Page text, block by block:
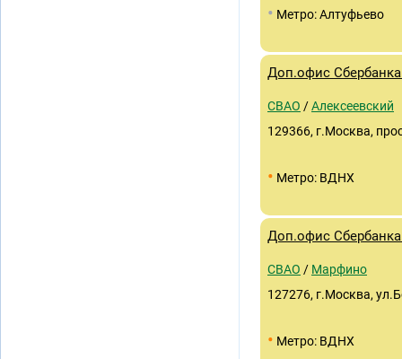
• Метро: Алтуфьево
Доп.офис
СВАО /Алексеевский
129366, г.Москва,
• Метро: ВДНХ
Доп.офис
СВАО / Марфино
127276, г.Москва,
• Метро: ВДНХ